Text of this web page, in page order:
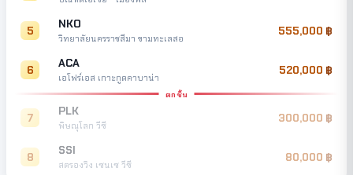
5 NKO
วิทยาลัยนครราชสีมา ขามทะเลสอ
555,000
6 ACA
เอโฟร์เอส เกาะกูดคาบาน่า
520,000
ตกชั้น
7 PLK
พิษณุโลก วีซี
300,000
8 SSI
สตรองวิง เซนเซ วีซี
80,000